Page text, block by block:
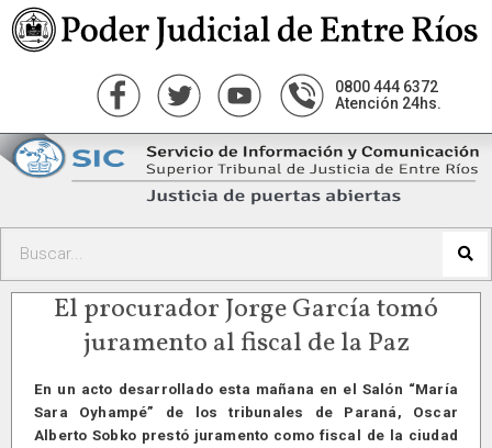
0800 444 6372
Atención 24hs.
El procurador Jorge García tomó
juramento al fiscal de la Paz
En un acto desarrollado esta mañana en el Salón “María
Sara Oyhampé” de los tribunales de Paraná, Oscar
Alberto Sobko prestó juramento como fiscal de la ciudad